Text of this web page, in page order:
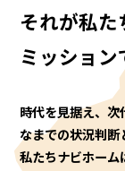
それが私た
ミッション
時代を見据え、
なまでの状況判断
私たちナビホーム